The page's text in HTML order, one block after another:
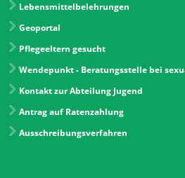
Lebensmittelbelehrungen
Geoportal
Pflegeeltern gesucht
Wendepunkt - Beratungsstelle bei
Kontakt zur Abteilung Jugend
Antrag auf Ratenzahlung
Ausschreibungsverfahren